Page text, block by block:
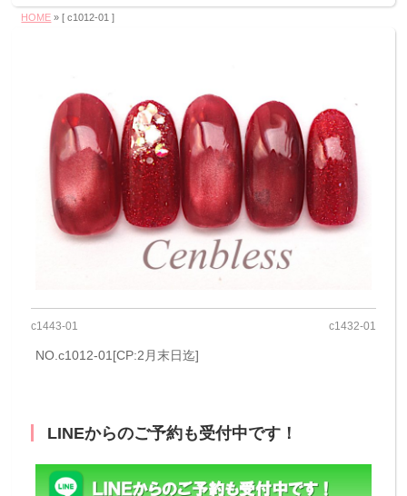
HOME » [ c1012-01 ]
c1443-01 c1432-01
NO.c1012-01[CP:2月末日迄]
LINEからのご予約も受付中です！